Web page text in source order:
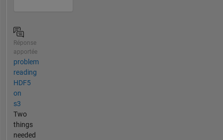
Réponse
apportée
problem
reading
HDF5
on
s3
Two
things
needed